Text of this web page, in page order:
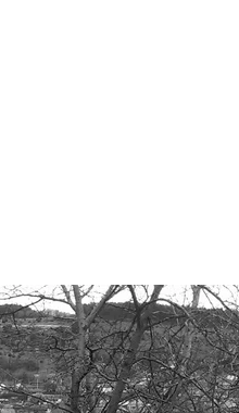
одного из моих
не привлекать
обратить
меня и успел
на видео